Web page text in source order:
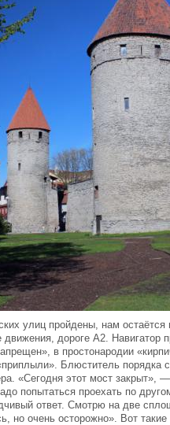
улиц пройдены, нам
дороге А2.
в простонародии
Блюститель порядка
«Сегодня этот мост закрыт»,
попытаться проехать по
ответ. Смотрю на две
но очень осторожно». Вот